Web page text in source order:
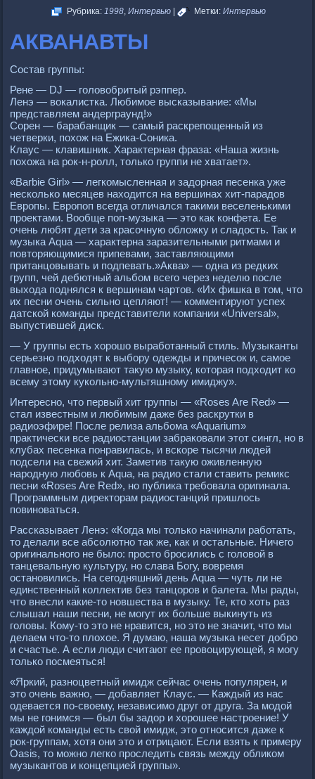
Рубрика: 1998, Интервью| Метки: Интервью
АКВАНАВТЫ
Состав группы:
Рене — DJ — головобритый рэппер.
Ленэ — вокалистка. Любимое высказывание: «Мы
представляем андерграунд!»
Сорен — барабанщик — самый раскрепощенный из
четверки, похож на Ежика-Соника.
Клаус — клавишник. Характерная фраза: «Наша жизнь
похожа на рок-н-ролл, только группи не хватает».
«Barbie Girl» — легкомысленная и задорная песенка уже
несколько месяцев находится на вершинах хит-парадов
Европы. Европоп всегда отличался такими веселенькими
проектами. Вообще поп-музыка — это как конфета. Ее
очень любят дети за красочную обложку и сладость. Так и
музыка Aqua — характерна заразительными ритмами и
повторяющимися припевами, заставляющими
пританцовывать и подпевать.»Aква» — одна из редких
групп, чей дебютный альбом всего через неделю после
выхода поднялся к вершинам чартов. «Их фишка в том, что
их песни очень сильно цепляют! — комментируют успех
датской команды представители компании «Universal»,
выпустившей диск.
— У группы есть хорошо выработанный стиль. Музыканты
серьезно подходят к выбору одежды и причесок и, самое
главное, придумывают такую музыку, которая подходит ко
всему этому кукольно-мультяшному имиджу».
Интересно, что первый хит группы — «Roses Are Red» —
стал известным и любимым даже без раскрутки в
радиоэфире! После релиза альбома «Aquarium»
практически все радиостанции забраковали этот сингл, но в
клубах песенка понравилась, и вскоре тысячи людей
подсели на свежий хит. Заметив такую оживленную
народную любовь к Aqua, на радио стали ставить ремикс
песни «Roses Are Red», но публика требовала оригинала.
Программным директорам радиостанций пришлось
повиноваться.
Рассказывает Ленэ: «Когда мы только начинали работать,
то делали все абсолютно так же, как и остальные. Ничего
оригинального не было: просто бросились с головой в
танцевальную культуру, но слава Богу, вовремя
остановились. На сегодняшний день Aqua — чуть ли не
единственный коллектив без танцоров и балета. Мы рады,
что внесли какие-то новшества в музыку. Те, кто хоть раз
слышал наши песни, не могут их больше выкинуть из
головы. Кому-то это не нравится, но это не значит, что мы
делаем что-то плохое. Я думаю, наша музыка несет добро
и счастье. А если люди считают ее провоцирующей, я могу
только посмеяться!
«Яркий, разноцветный имидж сейчас очень популярен, и
это очень важно, — добавляет Клаус. — Каждый из нас
одевается по-своему, независимо друг от друга. За модой
мы не гонимся — был бы задор и хорошее настроение! У
каждой команды есть свой имидж, это относится даже к
рок-группам, хотя они это и отрицают. Если взять к примеру
Oasis, то можно легко проследить связь между обликом
музыкантов и концепцией группы».